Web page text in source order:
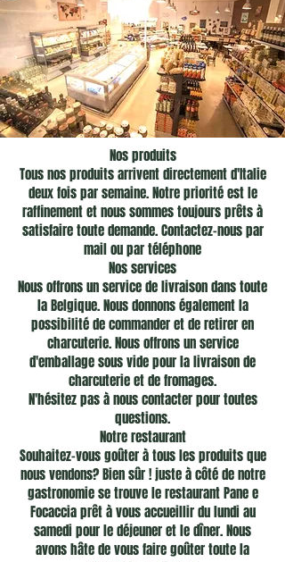
Nos produits
Tous nos produits arrivent directement d'Italie
deux fois par semaine. Notre priorité est le
raffinement et nous sommes toujours prêts à
satisfaire toute demande. Contactez-nous par
mail ou par téléphone
Nos services
Nous offrons un service de livraison dans toute
la Belgique. Nous donnons également la
possibilité de commander et de retirer en
charcuterie. Nous offrons un service
d'emballage sous vide pour la livraison de
charcuterie et de fromages.
N'hésitez pas à nous contacter pour toutes
questions.
Notre restaurant
Souhaitez-vous goûter à tous les produits que
nous vendons? Bien sûr ! juste à côté de notre
gastronomie se trouve le restaurant Pane e
Focaccia prêt à vous accueillir du lundi au
samedi pour le déjeuner et le dîner. Nous
avons hâte de vous faire goûter toute la